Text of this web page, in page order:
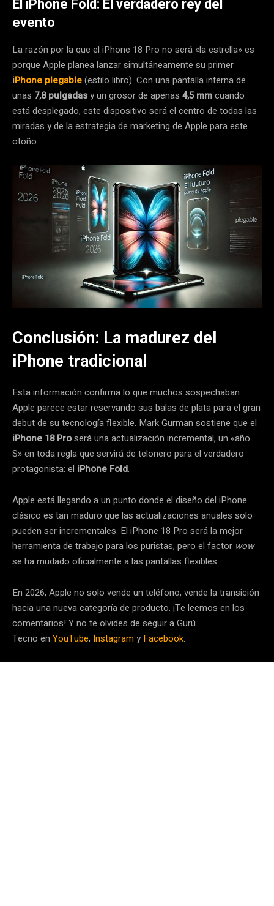
El iPhone Fold: El verdadero rey del
evento
La razón por la que el iPhone 18 Pro no será «la estrella» es
porque Apple planea lanzar simultáneamente su primer
iPhone plegable(estilo libro). Con una pantalla interna de
unas 7,8 pulgadasy un grosor de apenas 4,5 mmcuando
está desplegado, este dispositivo será el centro de todas las
miradas y de la estrategia de marketing de Apple para este
otoño.
Conclusión: La madurez del
iPhone tradicional
Esta información confirma lo que muchos sospechaban:
Apple parece estar reservando sus balas de plata para el gran
debut de su tecnología flexible. Mark Gurman sostiene que el
iPhone 18 Proserá una actualización incremental, un «año
S» en toda regla que servirá de telonero para el verdadero
protagonista: el iPhone Fold.
Apple está llegando a un punto donde el diseño del iPhone
clásico es tan maduro que las actualizaciones anuales solo
pueden ser incrementales. El iPhone 18 Pro será la mejor
herramienta de trabajo para los puristas, pero el factor wow
se ha mudado oficialmente a las pantallas flexibles.
En 2026, Apple no solo vende un teléfono, vende la transición
hacia una nueva categoría de producto. ¡Te leemos en los
comentarios! Y no te olvides de seguir a Gurú
Tecno en YouTube, Instagramy Facebook.